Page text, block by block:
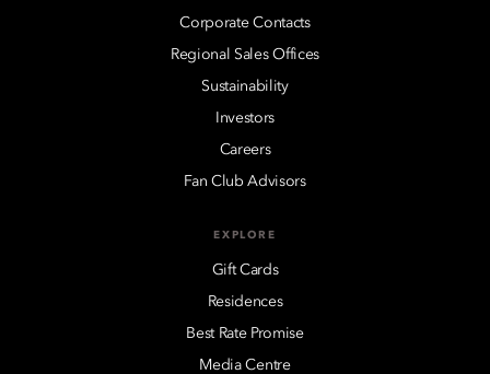
Corporate Contacts
Regional Sales Offices
Sustainability
Investors
Careers
Fan Club Advisors
EXPLORE
Gift Cards
Residences
Best Rate Promise
Media Centre